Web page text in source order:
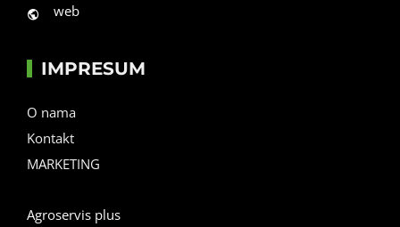
web
IMPRESUM
O nama
Kontakt
MARKETING
Agroservis plus